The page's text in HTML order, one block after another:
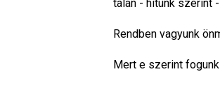
talán - hitünk szerint
Rendben vagyunk
Mert e szerint